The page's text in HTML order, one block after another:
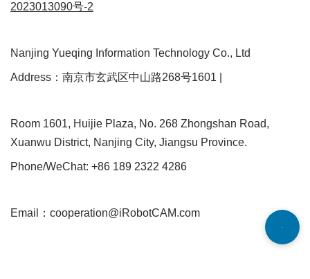
2023013090号-2
Nanjing Yueqing Information Technology Co., Ltd
Address：南京市玄武区中山路268号1601 |
Room 1601, Huijie Plaza, No. 268 Zhongshan Road,
Xuanwu District, Nanjing City, Jiangsu Province.
Phone/WeChat: +86 189 2322 4286
Email：cooperation@iRobotCAM.com